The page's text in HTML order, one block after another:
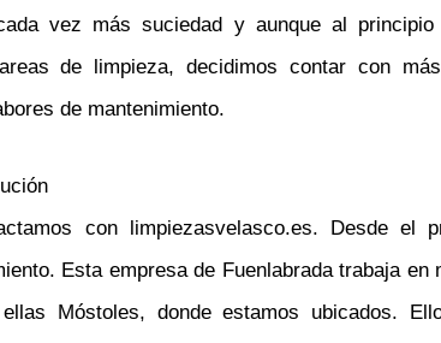
vez más suciedad y aunque al
de limpieza, decidimos contar con
de mantenimiento.
con limpiezasvelasco.es. Desde el
Esta empresa de Fuenlabrada trabaja en
Móstoles, donde estamos ubicados.